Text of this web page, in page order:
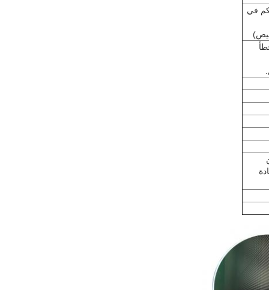
في